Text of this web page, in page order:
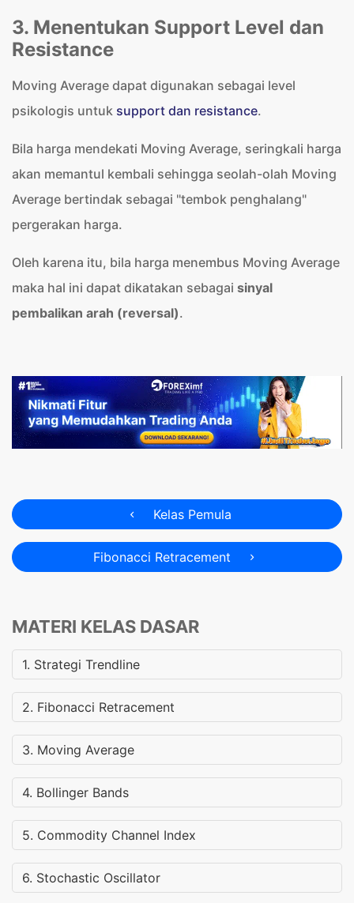
3. Menentukan Support Level dan
Resistance
Moving Average dapat digunakan sebagai level
psikologis untuk support dan resistance.
Bila harga mendekati Moving Average, seringkali harga
akan memantul kembali sehingga seolah-olah Moving
Average bertindak sebagai "tembok penghalang"
pergerakan harga.
Oleh karena itu, bila harga menembus Moving Average
maka hal ini dapat dikatakan sebagai sinyal
pembalikan arah (reversal).
Kelas Pemula
Fibonacci Retracement
MATERI KELAS DASAR
1. Strategi Trendline
2. Fibonacci Retracement
3. Moving Average
4. Bollinger Bands
5. Commodity Channel Index
6. Stochastic Oscillator